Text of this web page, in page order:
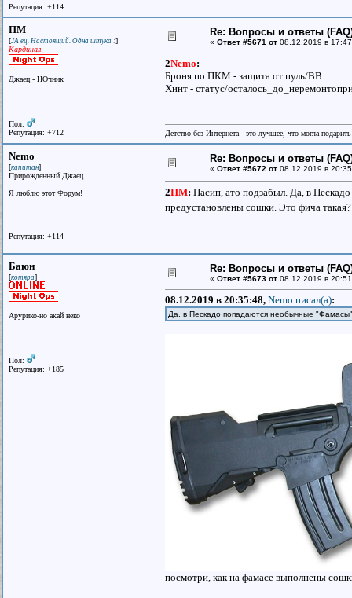
Репутация: +114
ПМ
[JA'ец. Настоящий. Одна штука :]
Кардинал
Джаец - НОчник
Пол:
Репутация: +712
Re: Вопросы и ответы
« Ответ #5671 от 08.12.2019 в
2Nemo:
Броня по ПКМ - защита от пуль/ВВ.
Хинт - статус/
Детство без Интернета - это лучшее, что могла
Nemo
[капитан]
Прирожденный Джаец
Я люблю этот Форум!
Репутация: +114
Re: Вопросы и ответы
« Ответ #5672 от 08.12.2019 в
2ПМ: Пасип, ато подзабыл. Да, в
предустановлены сошки. Это фича
Баюн
[котяра]
Арурико-но акай неко
Пол:
Репутация: +185
Re: Вопросы и ответы
« Ответ #5673 от 08.12.2019 в
08.12.2019 в 20:35:48, Nemo писал(a):
Да, в Пескадо попадаются необычные
посмотри, как на фамасе выполнены